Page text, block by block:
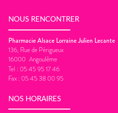
NOUS RENCONTRER
Pharmacie Alsace Lorraine Julien Lecante
136, Rue de Périgueux
16000 Angoulême
Tel : 05 45 95 17 46
Fax : 05 45 38 00 95
NOS HORAIRES